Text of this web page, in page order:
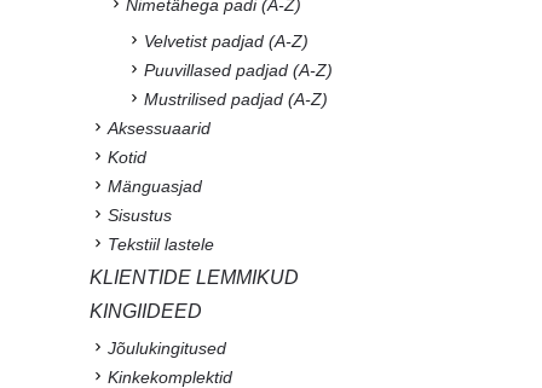
Nimetähega padi (A-Z)
Velvetist padjad (A-Z)
Puuvillased padjad (A-Z)
Mustrilised padjad (A-Z)
Aksessuaarid
Kotid
Mänguasjad
Sisustus
Tekstiil lastele
KLIENTIDE LEMMIKUD
KINGIIDEED
Jõulukingitused
Kinkekomplektid